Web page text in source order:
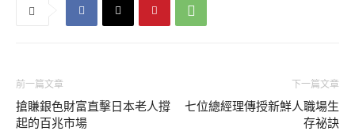
前一篇文章
搶賺銀色財富直擊日本老人撐
起的百兆市場
下一篇文章
七位總經理傳授新鮮人職場生
存祕訣